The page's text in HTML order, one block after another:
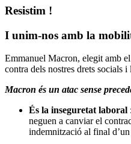
Resistim !
I unim-nos amb la
Emmanuel Macron, elegit amb
contra dels nostres drets socials
Macron és un atac sense
És la inseguretat laboral
neguen a canviar el
indemnització al final